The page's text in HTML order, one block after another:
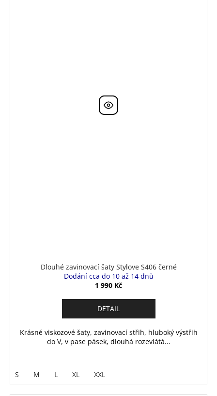
Dlouhé zavinovací šaty Stylove S406 černé
Dodání cca do 10 až 14 dnů
1 990 Kč
DETAIL
Krásné viskozové šaty, zavinovací střih, hluboký výstřih
do V, v pase pásek, dlouhá rozevlátá...
S M L XL XXL